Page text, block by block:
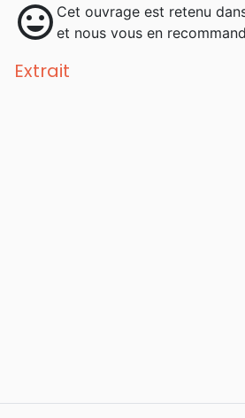
mood Cet ouvrage est retenu
et nous vous en
Extrait